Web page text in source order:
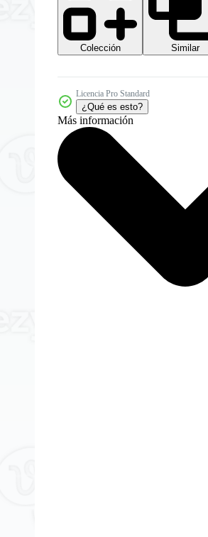
Colección
Similar
Licencia Pro Standard
¿Qué es esto?
Más información